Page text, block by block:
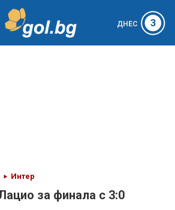
ДНЕС 3
Интер
за финала с 3:0